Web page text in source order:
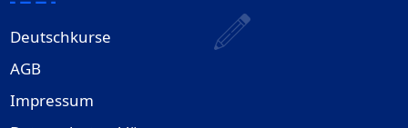
Deutschkurse
AGB
Impressum